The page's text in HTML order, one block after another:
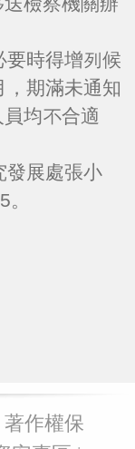
要時得增列候
期滿未通知
均不合適
發展處張小
著作權保